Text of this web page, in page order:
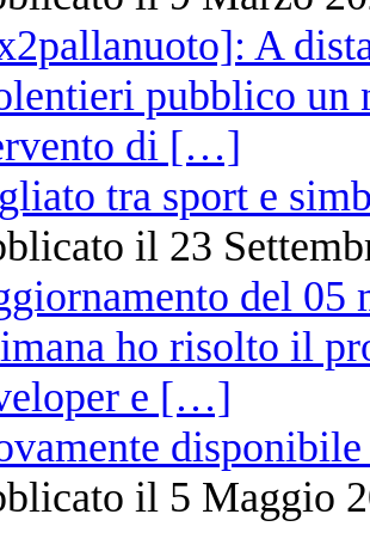
tra sport e
il 23
il 5 Maggio